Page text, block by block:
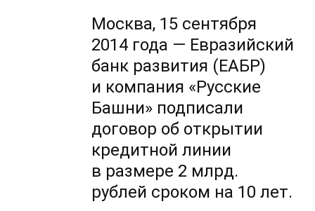
Москва, 15 сентября
2014 года — Евразийский
банк развития (ЕАБР)
и компания «Русские
Башни» подписали
договор об открытии
кредитной линии
в размере 2 млрд.
рублей сроком на 10 лет.